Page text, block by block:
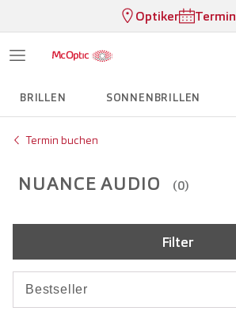
Optiker Termin
BRILLEN SONNENBRILLEN
Termin buchen
NUANCE AUDIO (0)
Filter